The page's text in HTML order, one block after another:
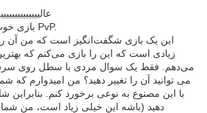
بازی خوب اما بازی محدود، بدون PvP.
این یک بازی شگفت‌انگیز است که من آن
زیادی است که این را بازی می‌کنم که
می‌دهم. فقط یک سوال مردی با سطل روی
می توانید آن را تغییر دهید؟ من امیدوارم که
با این مصنوع به نوعی برخورد کنم. بنابراین
دهید (باشه این خیلی زیاد است، من